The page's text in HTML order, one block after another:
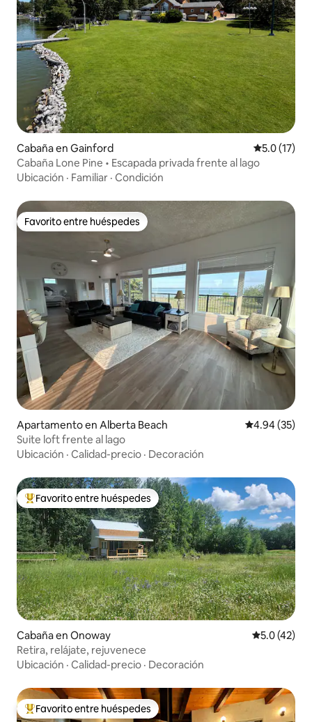
Cabaña en Gainford Calificación
5.0 (17)
Cabaña Lone Pine • Escapada privada frente al lago
Ubicación · Familiar · Condición
Favorito entre huéspedes
Favorito entre huéspedes
Apartamento en Alberta Beach Calificación
4.94 (35)
Suite loft frente al lago
Ubicación · Calidad-precio · Decoración
Favorito entre huéspedes preferido
Favorito entre huéspedes
Cabaña en Onoway Calificación
5.0 (42)
Retira, relájate, rejuvenece
Ubicación · Calidad-precio · Decoración
Favorito entre huéspedes preferido
Favorito entre huéspedes